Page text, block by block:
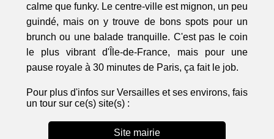
calme que funky. Le centre-ville est mignon, un peu
guindé, mais on y trouve de bons spots pour un
brunch ou une balade tranquille. C'est pas le coin
le plus vibrant d'Île-de-France, mais pour une
pause royale à 30 minutes de Paris, ça fait le job.
Pour plus d'infos sur Versailles et ses environs, fais
un tour sur ce(s) site(s) :
Site mairie